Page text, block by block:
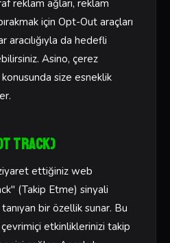
reklam ağları, reklam
için Opt-Out araçları
aracılığıyla da hedefli
Asino, çerez
size esneklik
Track)
ziyaret ettiğiniz web
(Takip Etme) sinyali
bir özellik sunar. Bu
etkinliklerinizi takip